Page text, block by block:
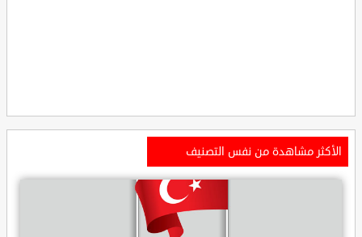
الأكثر مشاهدة من نفس التصنيف